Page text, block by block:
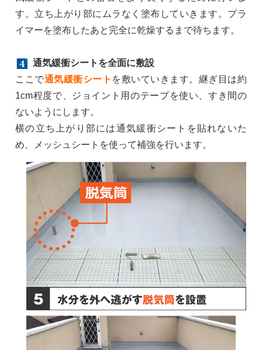
す。立ち上がり部にムラなく塗布していきます。プラ
イマーを塗布したあと完全に乾燥するまで待ちます。
通気緩衝シートを全面に敷設
ここで通気緩衝シート を敷いていきます。継ぎ目は約
1cm程度で、ジョイント用のテープを使い、すき間の
ないようにします。
横の立ち上がり部には通気緩衝シートを貼れないた
め、メッシュシートを使って補強を行います。